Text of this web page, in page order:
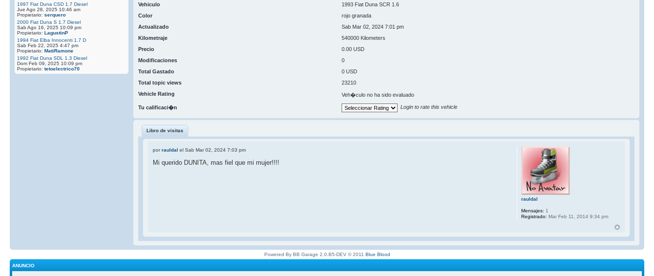
1997 Fiat Duna CSD 1.7 Diesel
Jue Ago 28, 2025 10:46 am
Propietario: serquero
2000 Fiat Duna S 1.7 Diesel
Sab Ago 16, 2025 10:09 pm
Propietario: LagustinP
1994 Fiat Elba Innocenti 1.7 D
Sab Feb 22, 2025 4:47 pm
Propietario: MatiRamone
1992 Fiat Duna SDL 1.3 Diesel
Dom Feb 09, 2025 10:09 pm
Propietario: tetoelectrico70
Vehiculo
1993 Fiat Duna SCR 1.6
Color
rojo granada
Actualizado
Sab Mar 02, 2024 7:01 pm
Kilometraje
540000 Kilometers
Precio
0.00 USD
Modificaciones
0
Total Gastado
0 USD
Total topic views
23210
Vehicle Rating
Veh�culo no ha sido evaluado
Tu calificaci�n Login to rate this vehicle
Libro de visitas
porrauldal el Sab Mar 02, 2024 7:03 pm
Mi querido DUNITA, mas fiel que mi mujer!!!!
rauldal
Mensajes: 1
Registrado: Mar Feb 11, 2014 9:34 pm
Powered By BB Garage 2.0.B5-DEV © 2011 Blue Blood
ANUNCIO